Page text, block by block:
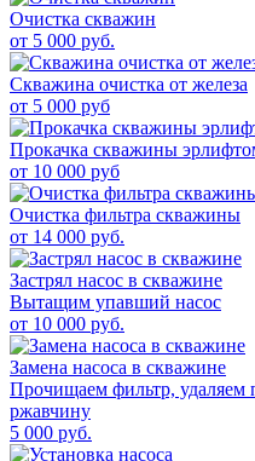
Очистка скважин
от 5 000 руб.
Скважина очистка от железа
от 5 000 руб
Прокачка скважины
от 10 000 руб
Очистка фильтра скважины
от 14 000 руб.
Застрял насос в скважине
Вытащим упавший насос
от 10 000 руб.
Замена насоса в скважине
Прочищаем фильтр, удаляем
ржавчину
5 000 руб.